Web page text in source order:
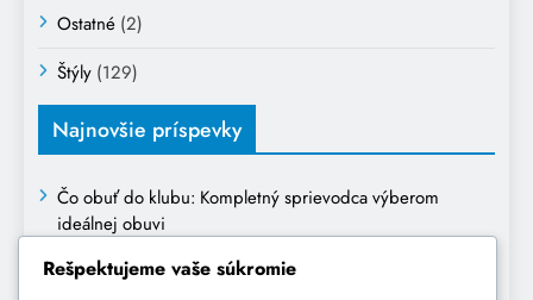
Ostatné (2)
Štýly (129)
Najnovšie príspevky
Čo obuť do klubu: Kompletný sprievodca výberom
ideálnej obuvi
Ako sa obliecť na prvé narodeniny dieťaťa: kompletný
Rešpektujeme vaše súkromie